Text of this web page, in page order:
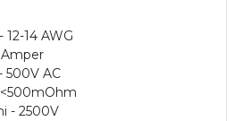
12-14 AWG
Amper
500V AC
- 2500V